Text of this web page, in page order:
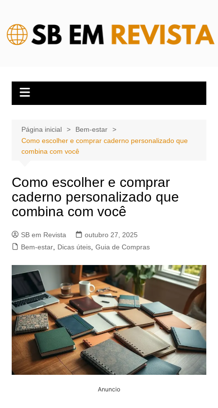
conteúdo
Página inicial
Bem-estar
Como escolher e comprar caderno personalizado que
combina com você
Como escolher e comprar
caderno personalizado que
combina com você
SB em Revista
outubro 27, 2025
Bem-estar, Dicas úteis, Guia de Compras
Anuncio